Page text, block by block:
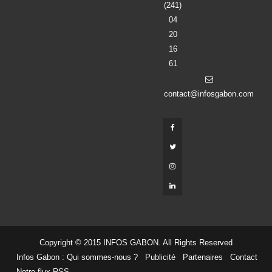
(241)
04
20
16
61
contact@infosgabon.com
Copyright © 2015 INFOS GABON. All Rights Reserved
Infos Gabon : Qui sommes-nous ?
Publicité Partenaires
Contact